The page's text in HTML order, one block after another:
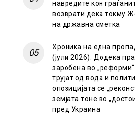
навредите кон
возврати дека токму
на државна сметка
Хроника на една
(јули 2026): Додека
заробена во
трујат од вода и
опозицијата се
земјата тоне во
пред Украина